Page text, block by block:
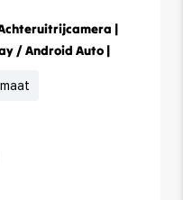
|
/ Android Auto |